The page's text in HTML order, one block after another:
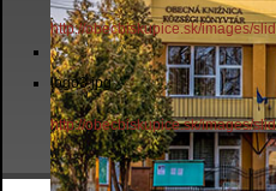
http://obecbiskupice.sk/images/
logo3.jpg
http://obecbiskupice.sk/images/